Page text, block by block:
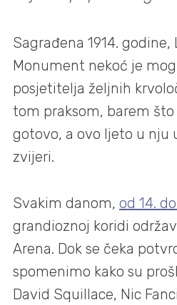
Sagrađena 1914. godine,
Monument nekoć je
posjetitelja željnih
tom praksom, barem
gotovo, a ovo ljeto u nju
zvijeri.
Svakim danom, od 14.
grandioznoj koridi
Arena. Dok se čeka
spomenimo kako su
David Squillace, Nic